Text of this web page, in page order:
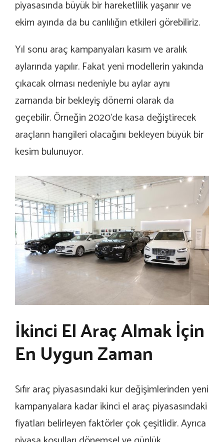
piyasasında büyük bir hareketlilik yaşanır ve
ekim ayında da bu canlılığın etkileri görebiliriz.
Yıl sonu araç kampanyaları kasım ve aralık
aylarında yapılır. Fakat yeni modellerin yakında
çıkacak olması nedeniyle bu aylar aynı
zamanda bir bekleyiş dönemi olarak da
geçebilir. Örneğin 2020’de kasa değiştirecek
araçların hangileri olacağını bekleyen büyük bir
kesim bulunuyor.
İkinci El Araç Almak İçin
En Uygun Zaman
Sıfır araç piyasasındaki kur değişimlerinden yeni
kampanyalara kadar ikinci el araç piyasasındaki
fiyatları belirleyen faktörler çok çeşitlidir. Ayrıca